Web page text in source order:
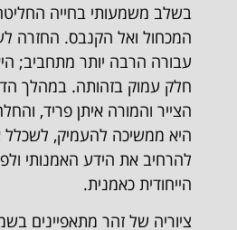
בשלב משמעותי בחייה
המכחול ואל הקנבס. החזרה
עבורה הרבה יותר מתחביב;
חלק עמוק בזהותה. במהלך
הצייר והמורה איתן פריד,
היא ממשיכה להעמיק, לשכלל
להרחיב את הידע האמנותי
הייחודית כאמנית.
ציוריה של זהר מתאפיינים